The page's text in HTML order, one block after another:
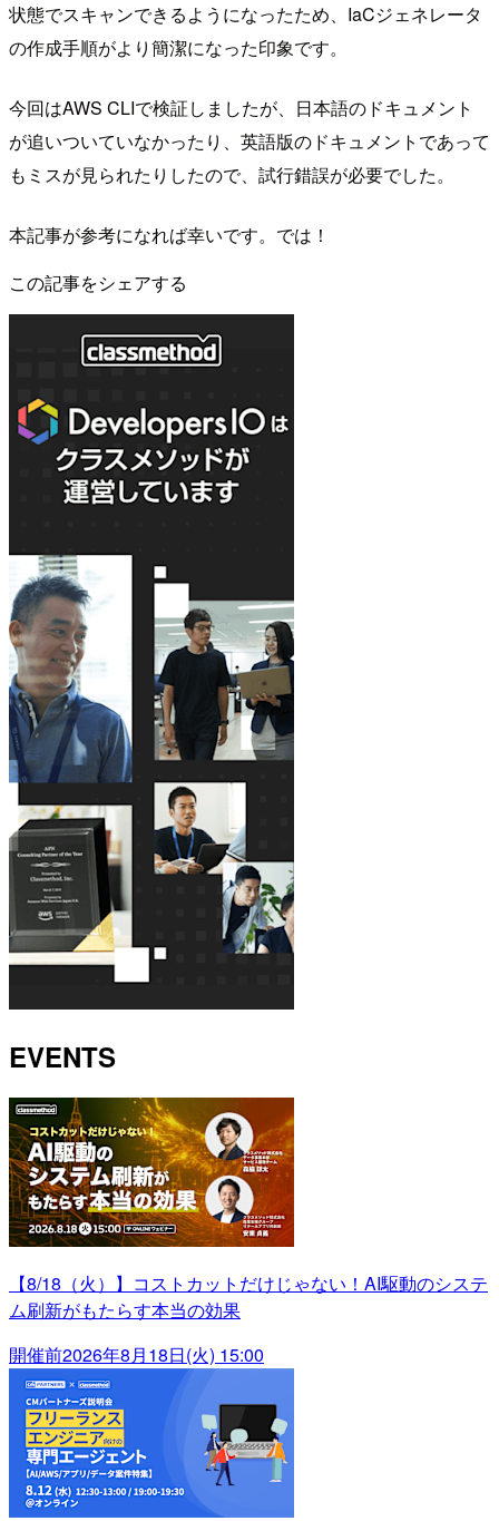
状態でスキャンできるようになったため、IaCジェネレータ
の作成手順がより簡潔になった印象です。
今回はAWS CLIで検証しましたが、日本語のドキュメント
が追いついていなかったり、英語版のドキュメントであって
もミスが見られたりしたので、試行錯誤が必要でした。
本記事が参考になれば幸いです。では！
この記事をシェアする
EVENTS
【8/18（火）】コストカットだけじゃない！AI駆動のシステ
ム刷新がもたらす本当の効果
開催前2026年8月18日(火) 15:00